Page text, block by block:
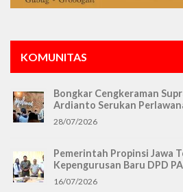
KOMUNITAS
Bongkar Cengkeraman
Ardianto Serukan
28/07/2026
Pemerintah Propinsi Jawa
Kepengurusan Baru DPD
16/07/2026